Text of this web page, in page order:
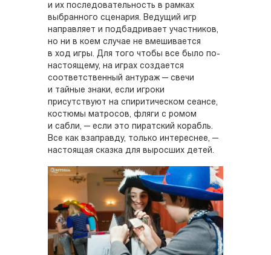
и их последовательность в рамках
выбранного сценария. Ведущий игр
направляет и подбадривает участников,
но ни в коем случае не вмешивается
в ход игры. Для того чтобы все было по-
настоящему, на играх создается
соответственный антураж — свечи
и тайные знаки, если игроки
присутствуют на спиритическом сеансе,
костюмы матросов, фляги с ромом
и сабли, — если это пиратский корабль.
Все как взаправду, только интереснее, —
настоящая сказка для выросших детей.